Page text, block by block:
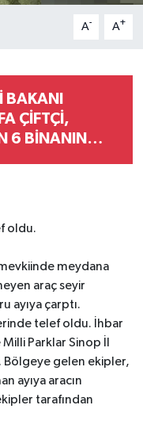
A- A+
BAKANI
ÇİFTÇİ,
6 BİNANIN
oldu.
meydana
araç seyir
ayıya çarptı.
telef oldu.
İhbar
Parklar Sinop İl
gelen ekipler,
ayıya aracın
tarafından